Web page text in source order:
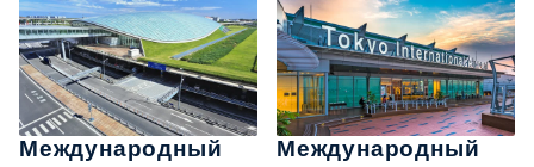
Международный
Международный